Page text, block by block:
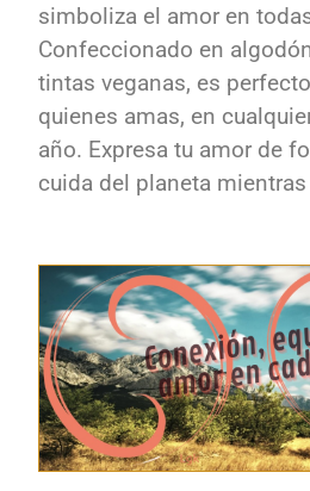
simboliza el amor en
Confeccionado en
tintas veganas, es
quienes amas, en
año. Expresa tu amor de
cuida del planeta